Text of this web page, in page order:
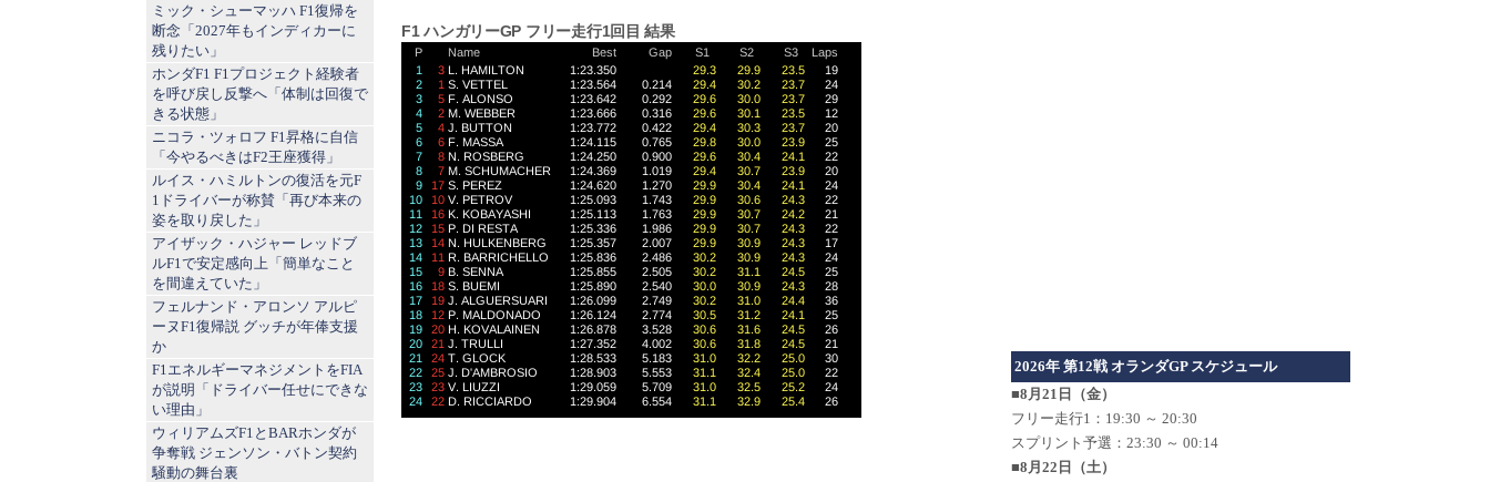
F1 ハンガリーGP フリー走行1回目 結果
ミック・シューマッハ F1復帰を
断念「2027年もインディカーに
残りたい」
ホンダF1 F1プロジェクト経験者
を呼び戻し反撃へ「体制は回復で
きる状態」
ニコラ・ツォロフ F1昇格に自信
「今やるべきはF2王座獲得」
ルイス・ハミルトンの復活を元F
1ドライバーが称賛「再び本来の
姿を取り戻した」
アイザック・ハジャー レッドブ
ルF1で安定感向上「簡単なこと
を間違えていた」
フェルナンド・アロンソ アルピ
ーヌF1復帰説 グッチが年俸支援
か
F1エネルギーマネジメントをFIA
が説明「ドライバー任せにできな
い理由」
ウィリアムズF1とBARホンダが
争奪戦 ジェンソン・バトン契約
騒動の舞台裏
2026年 第12戦 オランダGP スケジュール
■8月21日（金）
フリー走行1：19:30 ～ 20:30
スプリント予選：23:30 ～ 00:14
■8月22日（土）